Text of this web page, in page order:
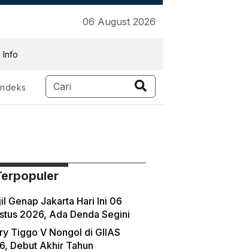
06 August 2026
Info
Genap Jakarta Hari Ini 06
2026, Ada Denda Segini
Tiggo V Nongol di GIIAS
Debut Akhir Tahun